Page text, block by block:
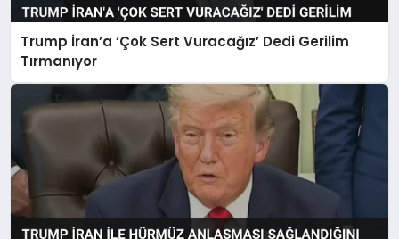
Trump İran’a ‘Çok Sert Vuracağız’ Dedi Gerilim
Tırmanıyor